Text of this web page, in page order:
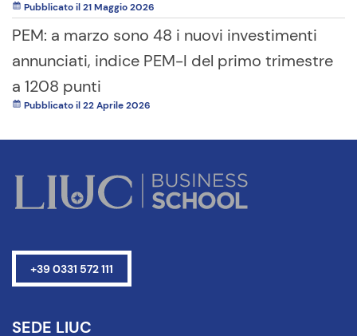
Pubblicato il 21 Maggio 2026
PEM: a marzo sono 48 i nuovi investimenti
annunciati, indice PEM-I del primo trimestre
a 1208 punti
Pubblicato il 22 Aprile 2026
+39 0331 572 111
SEDE LIUC